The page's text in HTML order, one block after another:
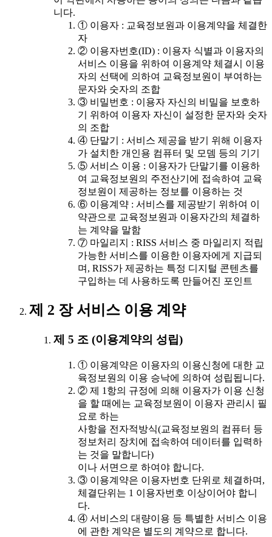
니다.
① 이용자 : 교육정보원과 이용계약을 체결한
자
② 이용자번호(ID) : 이용자 식별과 이용자의
서비스 이용을 위하여 이용계약 체결시 이용
자의 선택에 의하여 교육정보원이 부여하는
문자와 숫자의 조합
③ 비밀번호 : 이용자 자신의 비밀을 보호하
기 위하여 이용자 자신이 설정한 문자와 숫자
의 조합
④ 단말기 : 서비스 제공을 받기 위해 이용자
가 설치한 개인용 컴퓨터 및 모뎀 등의 기기
⑤ 서비스 이용 : 이용자가 단말기를 이용하
여 교육정보원의 주전산기에 접속하여 교육
정보원이 제공하는 정보를 이용하는 것
⑥ 이용계약 : 서비스를 제공받기 위하여 이
약관으로 교육정보원과 이용자간의 체결하
는 계약을 말함
⑦ 마일리지 : RISS 서비스 중 마일리지 적립
가능한 서비스를 이용한 이용자에게 지급되
며, RISS가 제공하는 특정 디지털 콘텐츠를
구입하는 데 사용하도록 만들어진 포인트
제 2 장 서비스 이용 계약
제 5 조 (이용계약의 성립)
① 이용계약은 이용자의 이용신청에 대한 교
육정보원의 이용 승낙에 의하여 성립됩니다.
② 제 1항의 규정에 의해 이용자가 이용 신청
을 할 때에는 교육정보원이 이용자 관리시 필
요로 하는
사항을 전자적방식(교육정보원의 컴퓨터 등
정보처리 장치에 접속하여 데이터를 입력하
는 것을 말합니다)
이나 서면으로 하여야 합니다.
③ 이용계약은 이용자번호 단위로 체결하며,
체결단위는 1 이용자번호 이상이어야 합니
다.
④ 서비스의 대량이용 등 특별한 서비스 이용
에 관한 계약은 별도의 계약으로 합니다.